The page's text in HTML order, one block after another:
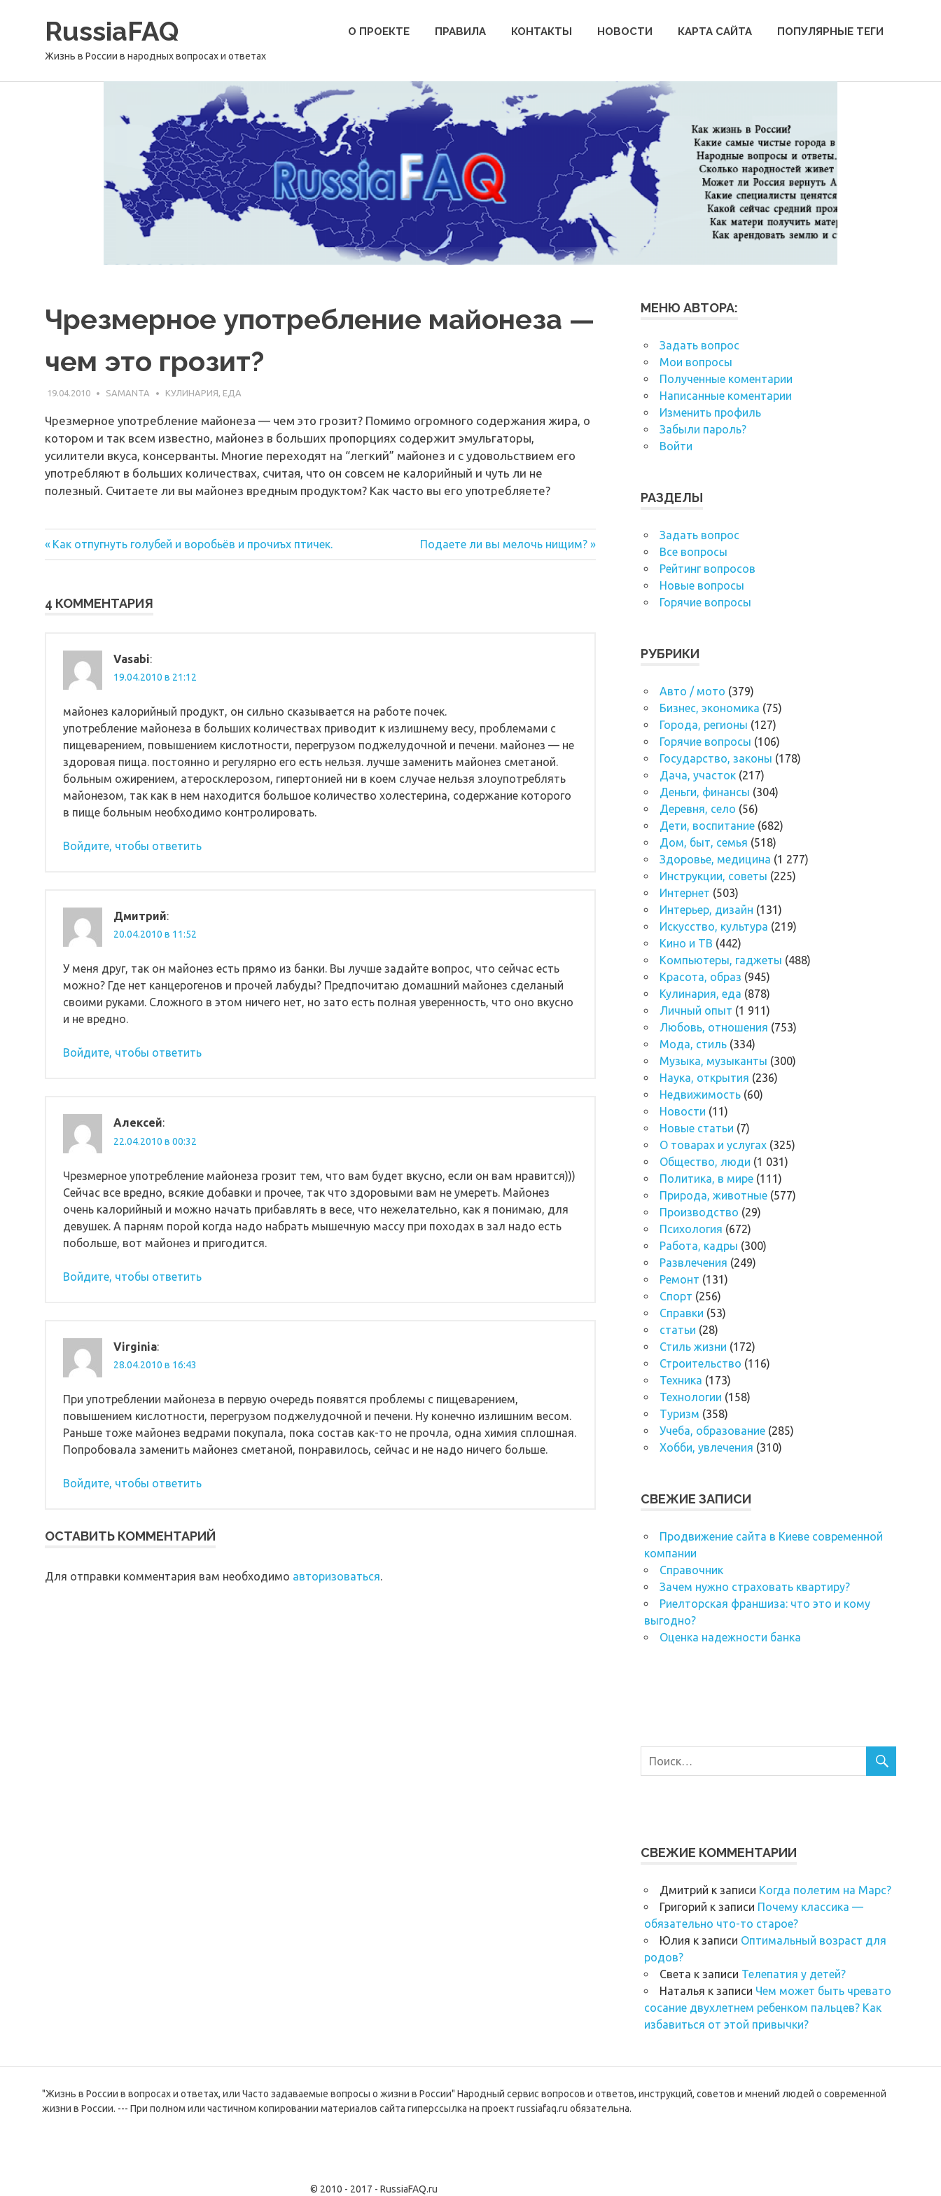
содержимомуRussiaFAQ
Жизнь в России в народных вопросах и ответах
О ПРОЕКТЕ ПРАВИЛА КОНТАКТЫ НОВОСТИ КАРТА САЙТА ПОПУЛЯРНЫЕ ТЕГИ
Чрезмерное употребление майонеза —
чем это грозит?
19.04.2010 SAMANTA КУЛИНАРИЯ, ЕДА
Чрезмерное употребление майонеза — чем это грозит? Помимо огромного содержания жира, о
котором и так всем известно, майонез в больших пропорциях содержит эмульгаторы,
усилители вкуса, консерванты. Многие переходят на “легкий” майонез и с удовольствием его
употребляют в больших количествах, считая, что он совсем не калорийный и чуть ли не
полезный. Считаете ли вы майонез вредным продуктом? Как часто вы его употребляете?
Навигация
записям
Предыдущая
запись:
Как отпугнуть голубей и воробьёв и прочиъх птичек.
Следующая
запись:
Подаете ли вы мелочь нищим?
4 КОММЕНТАРИЯ
Vasabi:
19.04.2010 в 21:12
майонез калорийный продукт, он сильно сказывается на работе почек.
употребление майонеза в больших количествах приводит к излишнему весу, проблемами с
пищеварением, повышением кислотности, перегрузом поджелудочной и печени. майонез — не
здоровая пища. постоянно и регулярно его есть нельзя. лучше заменить майонез сметаной.
больным ожирением, атеросклерозом, гипертонией ни в коем случае нельзя злоупотреблять
майонезом, так как в нем находится большое количество холестерина, содержание которого
в пище больным необходимо контролировать.
Войдите, чтобы ответить
Дмитрий:
20.04.2010 в 11:52
У меня друг, так он майонез есть прямо из банки. Вы лучше задайте вопрос, что сейчас есть
можно? Где нет канцерогенов и прочей лабуды? Предпочитаю домашний майонез сделаный
своими руками. Сложного в этом ничего нет, но зато есть полная уверенность, что оно вкусно
и не вредно.
Войдите, чтобы ответить
Алексей:
22.04.2010 в 00:32
Чрезмерное употребление майонеза грозит тем, что вам будет вкусно, если он вам нравится)))
Сейчас все вредно, всякие добавки и прочее, так что здоровыми вам не умереть. Майонез
очень калорийный и можно начать прибавлять в весе, что нежелательно, как я понимаю, для
девушек. А парням порой когда надо набрать мышечную массу при походах в зал надо есть
побольше, вот майонез и пригодится.
Войдите, чтобы ответить
Virginia:
28.04.2010 в 16:43
При употреблении майонеза в первую очередь появятся проблемы с пищеварением,
повышением кислотности, перегрузом поджелудочной и печени. Ну конечно излишним весом.
Раньше тоже майонез ведрами покупала, пока состав как-то не прочла, одна химия сплошная.
Попробовала заменить майонез сметаной, понравилось, сейчас и не надо ничего больше.
Войдите, чтобы ответить
ОСТАВИТЬ КОММЕНТАРИЙ
Для отправки комментария вам необходимо авторизоваться.
МЕНЮ АВТОРА:
Задать вопрос
Мои вопросы
Полученные коментарии
Написанные коментарии
Изменить профиль
Забыли пароль?
Войти
РАЗДЕЛЫ
Задать вопрос
Все вопросы
Рейтинг вопросов
Новые вопросы
Горячие вопросы
РУБРИКИ
Авто / мото (379)
Бизнес, экономика (75)
Города, регионы (127)
Горячие вопросы (106)
Государство, законы (178)
Дача, участок (217)
Деньги, финансы (304)
Деревня, село (56)
Дети, воспитание (682)
Дом, быт, семья (518)
Здоровье, медицина (1 277)
Инструкции, советы (225)
Интернет (503)
Интерьер, дизайн (131)
Искусство, культура (219)
Кино и ТВ (442)
Компьютеры, гаджеты (488)
Красота, образ (945)
Кулинария, еда (878)
Личный опыт (1 911)
Любовь, отношения (753)
Мода, стиль (334)
Музыка, музыканты (300)
Наука, открытия (236)
Недвижимость (60)
Новости (11)
Новые статьи (7)
О товарах и услугах (325)
Общество, люди (1 031)
Политика, в мире (111)
Природа, животные (577)
Производство (29)
Психология (672)
Работа, кадры (300)
Развлечения (249)
Ремонт (131)
Спорт (256)
Справки (53)
статьи (28)
Стиль жизни (172)
Строительство (116)
Техника (173)
Технологии (158)
Туризм (358)
Учеба, образование (285)
Хобби, увлечения (310)
СВЕЖИЕ ЗАПИСИ
Продвижение сайта в Киеве современной
компании
Справочник
Зачем нужно страховать квартиру?
Риелторская франшиза: что это и кому
выгодно?
Оценка надежности банка
СВЕЖИЕ КОММЕНТАРИИ
Дмитрий к записи Когда полетим на Марс?
Григорий к записи Почему классика —
обязательно что-то старое?
Юлия к записи Оптимальный возраст для
родов?
Света к записи Телепатия у детей?
Наталья к записи Чем может быть чревато
сосание двухлетнем ребенком пальцев? Как
избавиться от этой привычки?
"Жизнь в России в вопросах и ответах, или Часто задаваемые вопросы о жизни в России" Народный сервис вопросов и ответов, инструкций, советов и мнений людей о современной
жизни в России. --- При полном или частичном копировании материалов сайта гиперссылка на проект russiafaq.ru обязательна.
© 2010 - 2017 - RussiaFAQ.ru